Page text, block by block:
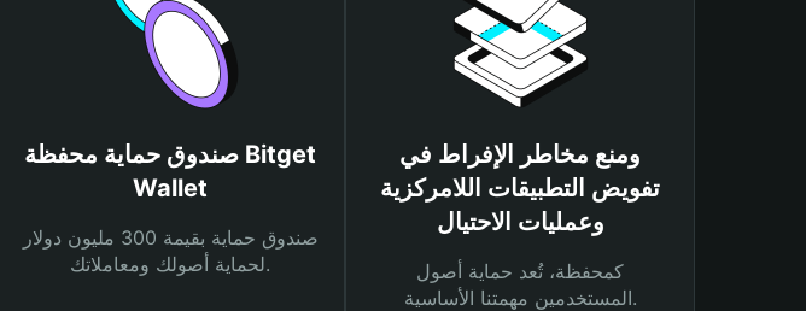
صندوق حماية محفظة Bitget
Wallet
صندوق حماية بقيمة 300 مليون دولار
لحماية أصولك ومعاملاتك.
ومنع مخاطر الإفراط في
تفويض التطبيقات اللامركزية
وعمليات الاحتيال
كمحفظة، تُعد حماية أصول
المستخدمين مهمتنا الأساسية.